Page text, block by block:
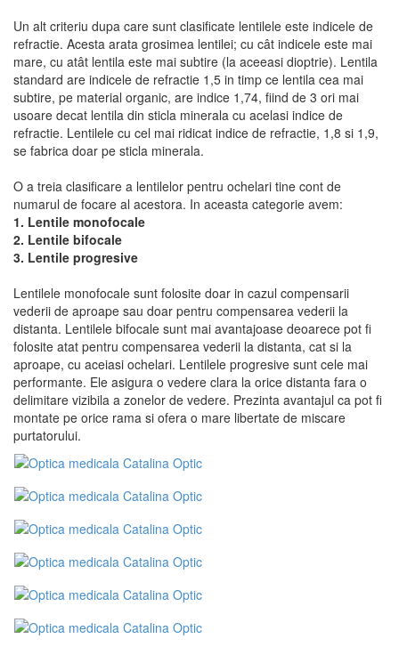
Un alt criteriu dupa care sunt clasificate lentilele este indicele de
refractie. Acesta arata grosimea lentilei; cu cât indicele este mai
mare, cu atât lentila este mai subtire (la aceeasi dioptrie). Lentila
standard are indicele de refractie 1,5 in timp ce lentila cea mai
subtire, pe material organic, are indice 1,74, fiind de 3 ori mai
usoare decat lentila din sticla minerala cu acelasi indice de
refractie. Lentilele cu cel mai ridicat indice de refractie, 1,8 si 1,9,
se fabrica doar pe sticla minerala.
O a treia clasificare a lentilelor pentru ochelari tine cont de
numarul de focare al acestora. In aceasta categorie avem:
1. Lentile monofocale
2. Lentile bifocale
3. Lentile progresive
Lentilele monofocale sunt folosite doar in cazul compensarii
vederii de aproape sau doar pentru compensarea vederii la
distanta. Lentilele bifocale sunt mai avantajoase deoarece pot fi
folosite atat pentru compensarea vederii la distanta, cat si la
aproape, cu aceiasi ochelari. Lentilele progresive sunt cele mai
performante. Ele asigura o vedere clara la orice distanta fara o
delimitare vizibila a zonelor de vedere. Prezinta avantajul ca pot fi
montate pe orice rama si ofera o mare libertate de miscare
purtatorului.